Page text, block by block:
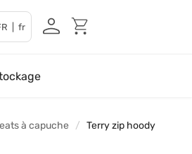
FR | fr
à capuche
Terry zip hoody